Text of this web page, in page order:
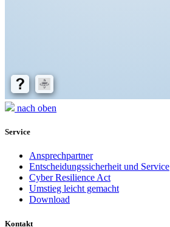
nach oben
Service
Ansprechpartner
Entscheidungssicherheit und Service
Cyber Resilience Act
Umstieg leicht gemacht
Download
Kontakt